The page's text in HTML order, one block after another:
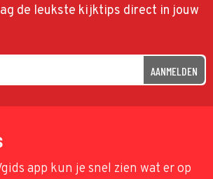
de leukste kijktips direct in jouw
AANMELDEN
app kun je snel zien wat er op